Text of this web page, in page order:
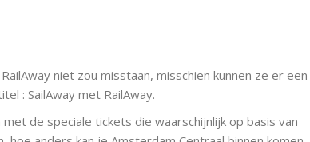
niet zou misstaan, misschien kunnen ze er een
: SailAway met RailAway.
de speciale tickets die waarschijnlijk op basis van